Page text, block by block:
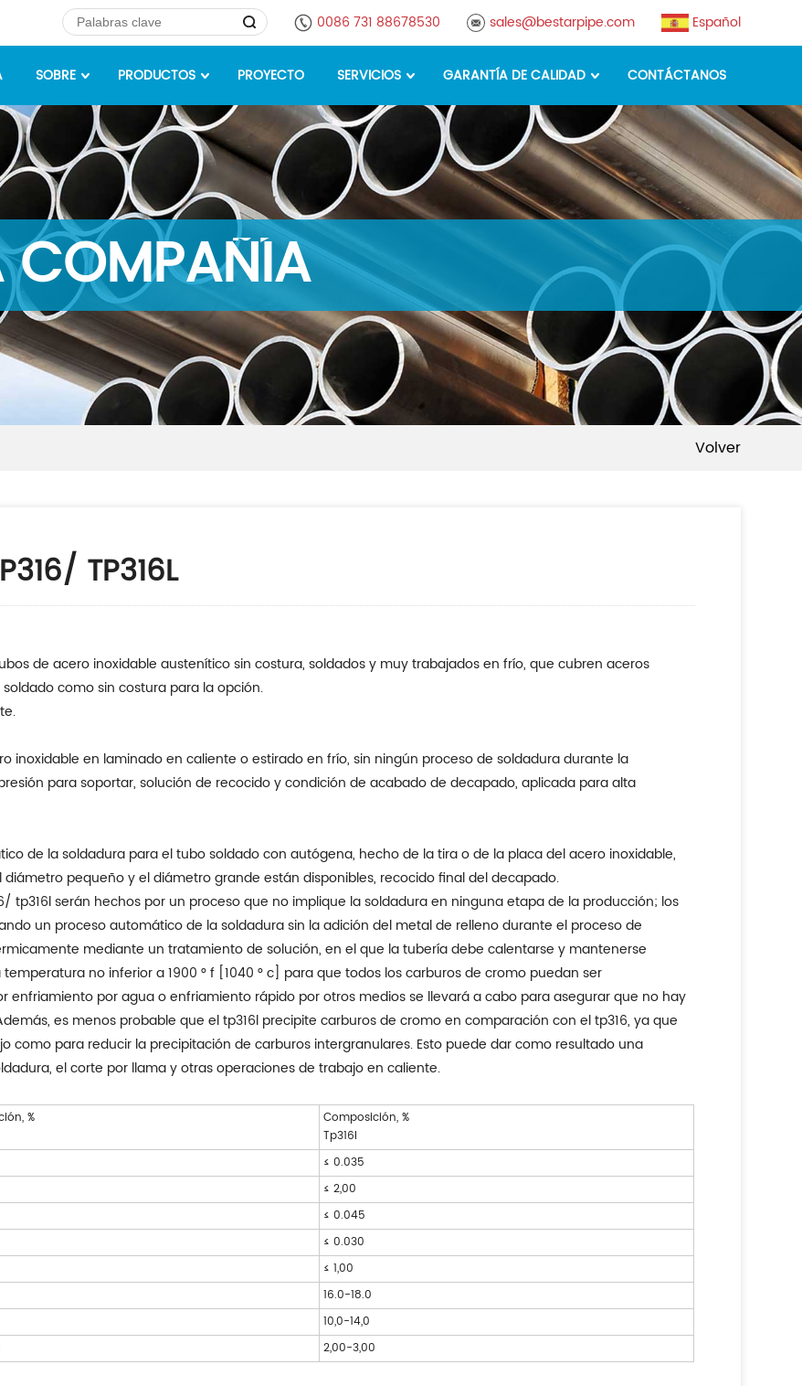
0086 731 88678530 sales@bestarpipe.com Español
SOBRE PRODUCTOS PROYECTO SERVICIOS GARANTÍA DE CALIDAD CONTÁCTANOS
COMPAÑÍA
Volver
TP316L
de acero inoxidable austenítico sin costura, soldados y muy trabajados en frío, que cubren aceros
como sin costura para la opción.
inoxidable en laminado en caliente o estirado en frío, sin ningún proceso de soldadura durante la
para soportar, solución de recocido y condición de acabado de decapado, aplicada para alta
de la soldadura para el tubo soldado con autógena, hecho de la tira o de la placa del acero inoxidable,
pequeño y el diámetro grande están disponibles, recocido final del decapado.
tp316l serán hechos por un proceso que no implique la soldadura en ninguna etapa de la producción; los
un proceso automático de la soldadura sin la adición del metal de relleno durante el proceso de
mediante un tratamiento de solución, en el que la tubería debe calentarse y mantenerse
no inferior a 1900 ° f [1040 ° c] para que todos los carburos de cromo puedan ser
enfriamiento por agua o enfriamiento rápido por otros medios se llevará a cabo para asegurar que no hay
es menos probable que el tp316l precipite carburos de cromo en comparación con el tp316, ya que
como para reducir la precipitación de carburos intergranulares. Esto puede dar como resultado una
el corte por llama y otras operaciones de trabajo en caliente.
%
Composición, %
Tp316l
≤ 0.035
≤ 2,00
≤ 0.045
≤ 0.030
≤ 1,00
16.0-18.0
10,0-14,0
2,00-3,00